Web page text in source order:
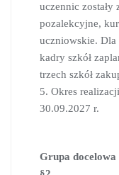
uczennic zostały
pozalekcyjne,
uczniowskie. Dla
kadry szkół
trzech szkół
5. Okres
30.09.2027 r.
Grupa docelowa